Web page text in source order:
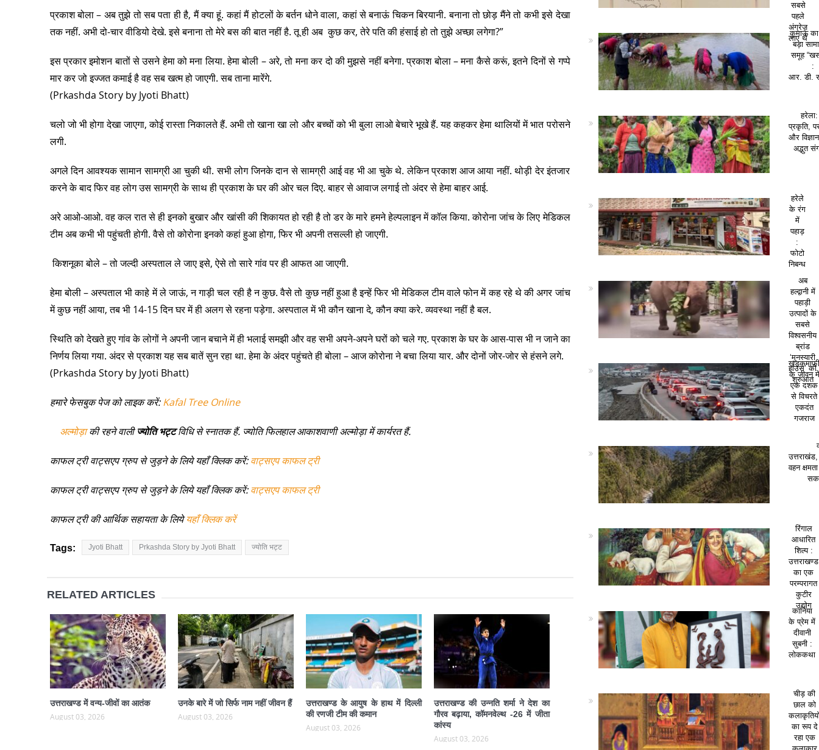
प्रकाश बोला – अब तुझे तो सब पता ही है, मैं क्या हूं. कहां मैं होटलों के बर्तन धोने वाला, कहां से बनाऊं चिकन बिरयानी. बनाना तो छोड़ मैंने तो कभी इसे देखा
तक नहीं. अभी दो-चार वीडियो देखे. इसे बनाना तो मेरे बस की बात नहीं है. तू ही अब कुछ कर, तेरे पति की हंसाई हो तो तुझे अच्छा लगेगा?”
इस प्रकार इमोशन बातों से उसने हेमा को मना लिया. हेमा बोली – अरे, तो मना कर दो की मुझसे नहीं बनेगा. प्रकाश बोला – मना कैसे करूं, इतने दिनों से गप्पे
मार कर जो इज्जत कमाई है वह सब खत्म हो जाएगी. सब ताना मारेंगे.
(Prkashda Story by Jyoti Bhatt)
चलो जो भी होगा देखा जाएगा, कोई रास्ता निकालते हैं. अभी तो खाना खा लो और बच्चों को भी बुला लाओ बेचारे भूखे हैं. यह कहकर हेमा थालियों में भात परोसने
लगी.
अगले दिन आवश्यक सामान सामग्री आ चुकी थी. सभी लोग जिनके दान से सामग्री आई वह भी आ चुके थे. लेकिन प्रकाश आज आया नहीं. थोड़ी देर इंतजार
करने के बाद फिर वह लोग उस सामग्री के साथ ही प्रकाश के घर की ओर चल दिए. बाहर से आवाज लगाई तो अंदर से हेमा बाहर आई.
अरे आओ-आओ. वह कल रात से ही इनको बुखार और खांसी की शिकायत हो रही है तो डर के मारे हमने हेल्पलाइन में कॉल किया. कोरोना जांच के लिए मेडिकल
टीम अब कभी भी पहुंचती होगी. वैसे तो कोरोना इनको कहां हुआ होगा, फिर भी अपनी तसल्ली हो जाएगी.
किशनूका बोले – तो जल्दी अस्पताल ले जाए इसे, ऐसे तो सारे गांव पर ही आफत आ जाएगी.
हेमा बोली – अस्पताल भी काहे में ले जाऊं, न गाड़ी चल रही है न कुछ. वैसे तो कुछ नहीं हुआ है इन्हें फिर भी मेडिकल टीम वाले फोन में कह रहे थे की अगर जांच
में कुछ नहीं आया, तब भी 14-15 दिन घर में ही अलग से रहना पड़ेगा. अस्पताल में भी कौन खाना दे, कौन क्या करे. व्यवस्था नहीं है बल.
स्थिति को देखते हुए गांव के लोगों ने अपनी जान बचाने में ही भलाई समझी और वह सभी अपने-अपने घरों को चले गए. प्रकाश के घर के आस-पास भी न जाने का
निर्णय लिया गया. अंदर से प्रकाश यह सब बातें सुन रहा था. हेमा के अंदर पहुंचते ही बोला – आज कोरोना ने बचा लिया यार. और दोनों जोर-जोर से हंसने लगे.
(Prkashda Story by Jyoti Bhatt)
हमारे फेसबुक पेज को लाइक करें:Kafal Tree Online
अल्मोड़ाकी रहने वालीज्योति भट्टविधि से स्नातक हैं. ज्योति फिलहाल आकाशवाणी अल्मोड़ा में कार्यरत हैं.
काफल ट्री वाट्सएप ग्रुप से जुड़ने के लिये यहाँ क्लिक करें:वाट्सएप काफल ट्री
काफल ट्री वाट्सएप ग्रुप से जुड़ने के लिये यहाँ क्लिक करें:वाट्सएप काफल ट्री
काफल ट्री की आर्थिक सहायता के लियेयहाँ क्लिक करें
Tags: Jyoti Bhatt Prkashda Story by Jyoti Bhatt ज्योति भट्ट
RELATED ARTICLES
उत्तराखण्ड में वन्य-जीवों का आतंक
August 03, 2026
उनके बारे में जो सिर्फ नाम नहीं जीवन हैं
August 03, 2026
उत्तराखण्ड के आयुष के हाथ में दिल्ली
की रणजी टीम की कमान
August 03, 2026
उत्तराखण्ड की उन्नति शर्मा ने देश का
गौरव बढ़ाया, कॉमनवेल्थ -26 में जीता
कांस्य
August 03, 2026
सबसे
पहले
अंग्रेज़
लाए थे
कुमाऊं
बड़ा
समूह
:
आर. डी.
हरेला:
प्रकृति,
और
अद्भुत
हरेले
के रंग
में
पहाड़
:
फोटो
निबन्ध
अब
हल्द्वानी में
पहाड़ी
उत्पादों के
सबसे
विश्वसनीय
ब्रांड
‘मुनस्यारी
हाउस’ की
शुरुआत
के जीवन में
एक दशक
से विचरते
एकदंत
गजराज
उत्तराखंड,
वहन
रिंगाल
आधारित
शिल्प :
उत्तराखण्ड
का एक
परम्परागत
कुटीर
उद्योग
कानिया
के प्रेम में
दीवानी
सुबनी :
लोककथा
चीड़ की
छाल को
का रूप दे
रहा एक
कलाकार